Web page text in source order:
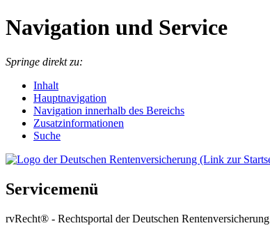
Navigation und Service
Springe direkt zu:
Inhalt
Hauptnavigation
Navigation innerhalb des Bereichs
Zusatzinformationen
Suche
Servicemenü
rvRecht® - Rechtsportal der Deutschen Rentenversicherung